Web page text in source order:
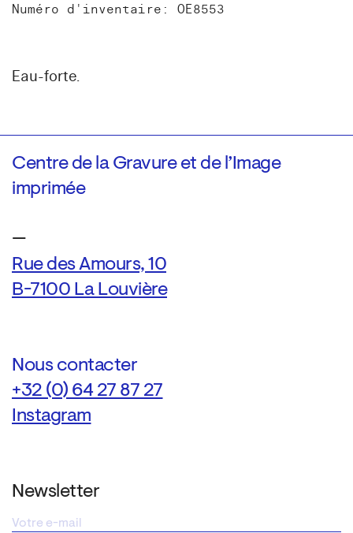
Numéro d'inventaire: OE8553
Eau-forte.
Centre de la Gravure et de l’Image
imprimée
—
Rue des Amours, 10
B-7100 La Louvière
Nous contacter
+32 (0) 64 27 87 27
Instagram
Newsletter